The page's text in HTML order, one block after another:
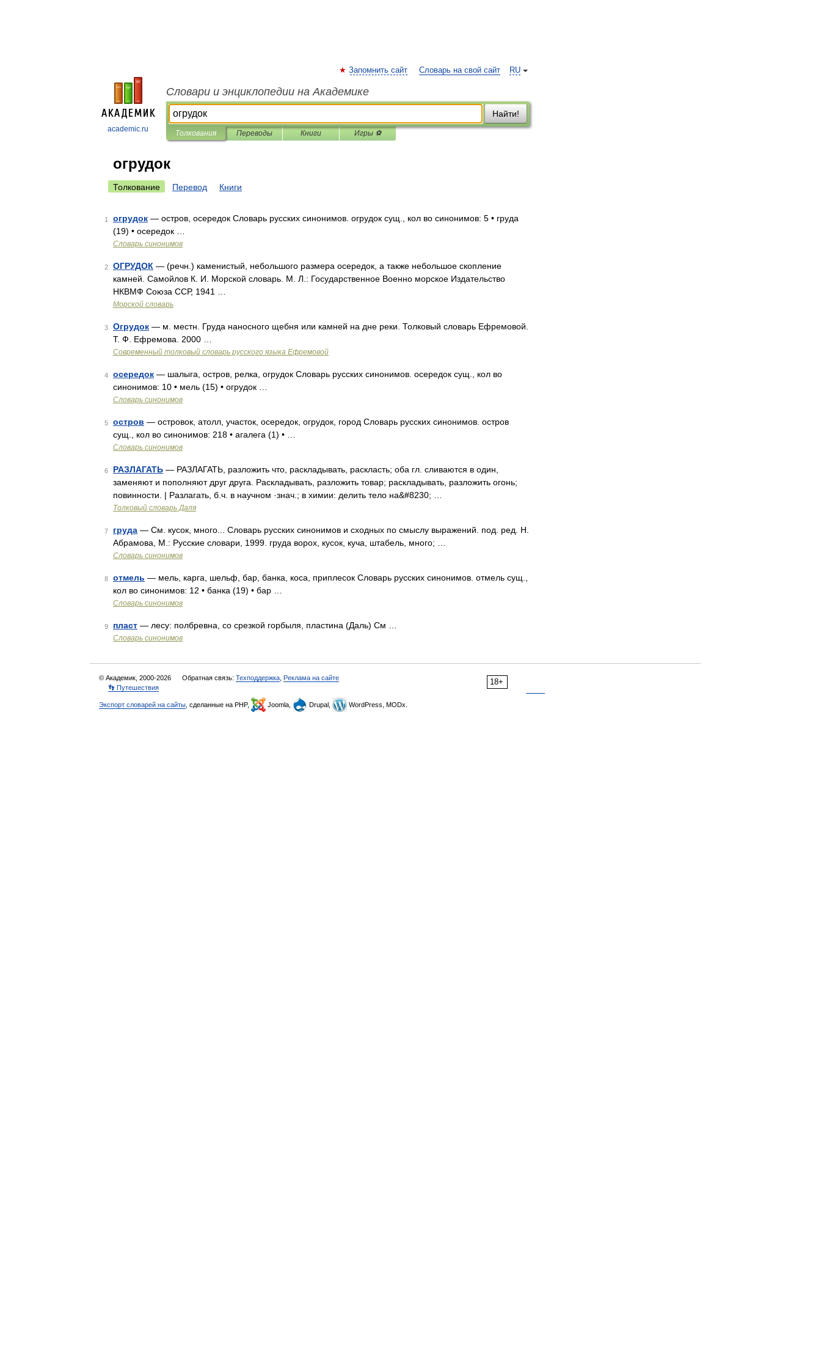
academic.ru
RU
Запомнить сайт Словарь на свой сайт
Словари и энциклопедии на Академике
Найти!
Толкования Переводы Книги Игры ⚽
огрудок
Толкование Перевод Книги
1 огрудок — остров, осередок Словарь русских синонимов. огрудок сущ., кол во синонимов: 5 • груда
(19) • осередок …
Словарь синонимов
2 ОГРУДОК — (речн.) каменистый, небольшого размера осередок, а также небольшое скопление
камней. Самойлов К. И. Морской словарь. М. Л.: Государственное Военно морское Издательство
НКВМФ Союза ССР, 1941 …
Морской словарь
3 Огрудок — м. местн. Груда наносного щебня или камней на дне реки. Толковый словарь Ефремовой.
Т. Ф. Ефремова. 2000 …
Современный толковый словарь русского языка Ефремовой
4 осередок — шалыга, остров, релка, огрудок Словарь русских синонимов. осередок сущ., кол во
синонимов: 10 • мель (15) • огрудок …
Словарь синонимов
5 остров — островок, атолл, участок, осередок, огрудок, город Словарь русских синонимов. остров
сущ., кол во синонимов: 218 • агалега (1) • …
Словарь синонимов
6 РАЗЛАГАТЬ — РАЗЛАГАТЬ, разложить что, раскладывать, раскласть; оба гл. сливаются в один,
заменяют и пополняют друг друга. Раскладывать, разложить товар; раскладывать, разложить огонь;
повинности. | Разлагать, б.ч. в научном ·знач.; в химии: делить тело на&#8230; …
Толковый словарь Даля
7 груда — См. кусок, много... Словарь русских синонимов и сходных по смыслу выражений. под. ред. Н.
Абрамова, М.: Русские словари, 1999. груда ворох, кусок, куча, штабель, много; …
Словарь синонимов
8 отмель — мель, карга, шельф, бар, банка, коса, приплесок Словарь русских синонимов. отмель сущ.,
кол во синонимов: 12 • банка (19) • бар …
Словарь синонимов
9 пласт — лесу: полбревна, со срезкой горбыля, пластина (Даль) См …
Словарь синонимов
18+
© Академик, 2000-2026 Обратная связь: Техподдержка Реклама на сайте
👣 Путешествия
Экспорт словарей на сайты , сделанные на PHP, Joomla, Drupal, WordPress, MODx.